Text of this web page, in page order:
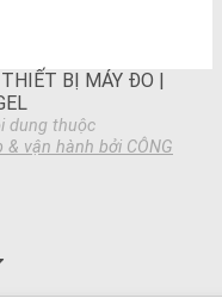
BỊ MÁY ĐO |
dung thuộc
& vận hành bởi CÔNG